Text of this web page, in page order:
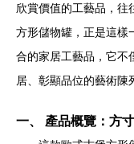
欣賞價值的工藝品，往
方形儲物罐，正是這樣
合的家居工藝品，它不
居、彰顯品位的藝術陳
一、 產品概覽：方